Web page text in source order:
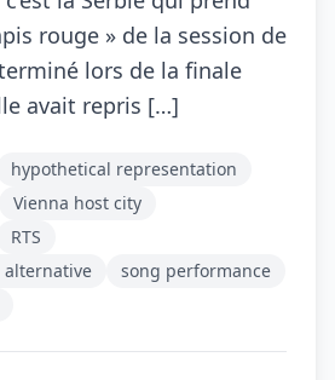
rouge » de la session de
lors de la finale
avait repris […]
hypothetical representation
Vienna host city
RTS
alternative
song performance